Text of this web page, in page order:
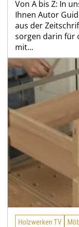
Von A bis Z: In
Ihnen Autor
aus der
sorgen darin für
mit...
Holzwerken TV